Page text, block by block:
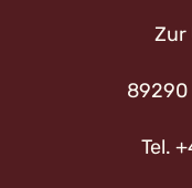
Zur
89290
Tel.